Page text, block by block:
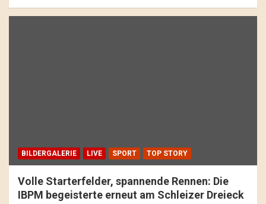
BILDERGALERIE LIVE SPORT TOP STORY
Volle Starterfelder, spannende Rennen: Die
IBPM begeisterte erneut am Schleizer Dreieck